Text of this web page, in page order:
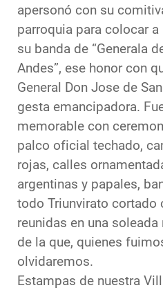
apersonó con su
parroquia para colocar
su banda de “Generala
Andes”, ese honor con
General Don Jose de
gesta emancipadora.
memorable con
palco oficial techado,
rojas, calles
argentinas y papales,
todo Triunvirato cortado
reunidas en una
de la que, quienes
olvidaremos.
Estampas de nuestra